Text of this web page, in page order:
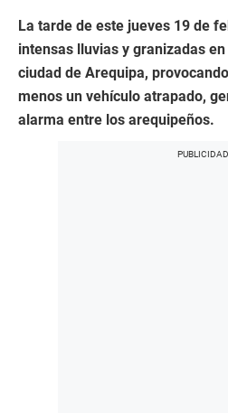
La tarde de este jueves 19 de
intensas lluvias y granizadas
ciudad de Arequipa,
menos un vehículo atrapado,
alarma entre los arequipeños.